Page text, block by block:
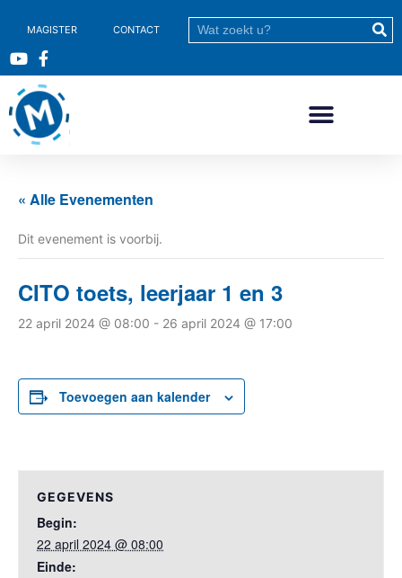
MAGISTER CONTACT
« Alle Evenementen
Dit evenement is voorbij.
CITO toets, leerjaar 1 en 3
22 april 2024 @ 08:00 - 26 april 2024 @ 17:00
Toevoegen aan kalender
GEGEVENS
Begin:
22 april 2024 @ 08:00
Einde: